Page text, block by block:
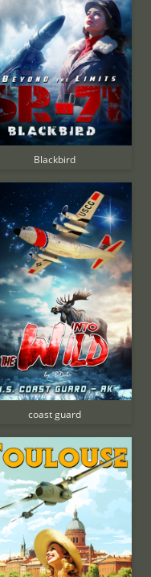
Blackbird
coast guard